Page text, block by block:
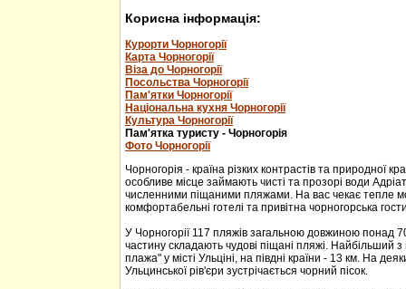
Корисна інформація:
Курорти Чорногорії
Карта Чорногорії
Віза до Чорногорії
Посольства Чорногорії
Пам'ятки Чорногорії
Національна кухня Чорногорії
Культура Чорногорії
Пам'ятка туристу - Чорногорія
Фото Чорногорії
Чорногорія - країна різких контрастів та природної
особливе місце займають чисті та прозорі води
численними піщаними пляжами. На вас чекає тепле
комфортабельні готелі та привітна чорногорська
У Чорногорії 117 пляжів загальною довжиною понад
частину складають чудові піщані пляжі. Найбільший
плажа" у місті Ульціні, на півдні країни - 13 км. На
Ульцинської рів'єри зустрічається чорний пісок.